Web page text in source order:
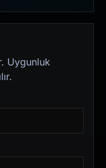
Uygunluk